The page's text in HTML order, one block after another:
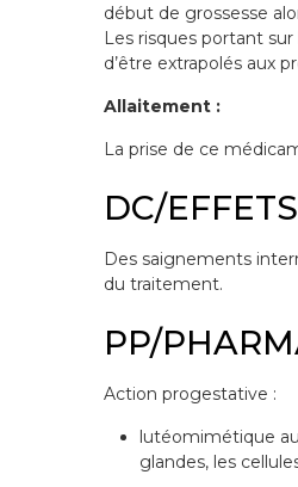
début de grossesse
Les risques portant
d’être extrapolés aux
Allaitement :
La prise de ce
DC/
Des saignements
du traitement.
PP/
Action progestative :
lutéomimétique
glandes, les